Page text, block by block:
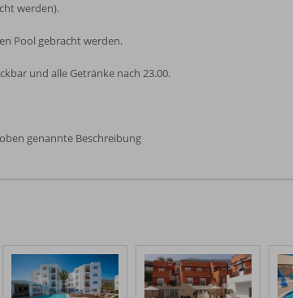
werden).
Pool gebracht werden.
und alle Getränke nach 23.00.
genannte Beschreibung